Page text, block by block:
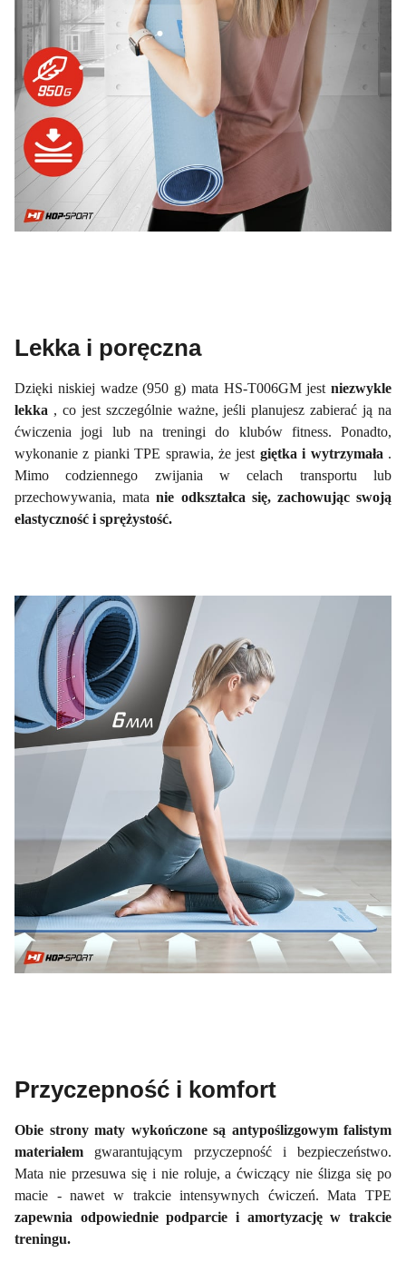
Lekka i poręczna
Dzięki niskiej wadze (950 g) mata HS-T006GM jest niezwykle
lekka , co jest szczególnie ważne, jeśli planujesz zabierać ją na
ćwiczenia jogi lub na treningi do klubów fitness. Ponadto,
wykonanie z pianki TPE sprawia, że jest giętka i wytrzymała .
Mimo codziennego zwijania w celach transportu lub
przechowywania, matanie odkształca się, zachowując swoją
elastyczność i sprężystość.
Przyczepność i komfort
Obie strony maty wykończone są antypoślizgowym falistym
materiałem gwarantującym przyczepność i bezpieczeństwo.
Mata nie przesuwa się i nie roluje, a ćwiczący nie ślizga się po
macie - nawet w trakcie intensywnych ćwiczeń. Mata TPE
zapewnia odpowiednie podparcie i amortyzację w trakcie
treningu.